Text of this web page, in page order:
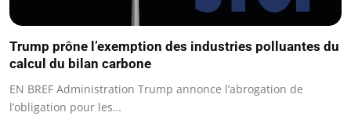
Trump prône l’exemption des industries polluantes du
calcul du bilan carbone
EN BREF Administration Trump annonce l’abrogation de
l’obligation pour les…